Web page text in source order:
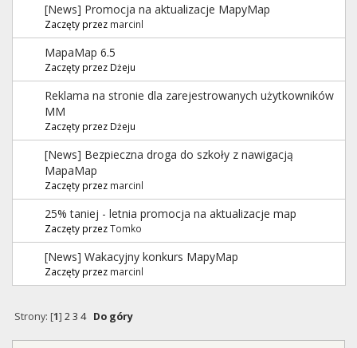
[News] Promocja na aktualizacje MapyMap
Zaczęty przez marcinl
MapaMap 6.5
Zaczęty przez Dżeju
Reklama na stronie dla zarejestrowanych użytkowników
MM
Zaczęty przez Dżeju
[News] Bezpieczna droga do szkoły z nawigacją
MapaMap
Zaczęty przez marcinl
25% taniej - letnia promocja na aktualizacje map
Zaczęty przezTomko
[News] Wakacyjny konkurs MapyMap
Zaczęty przez marcinl
Strony: [1] 2 3 4 Do góry